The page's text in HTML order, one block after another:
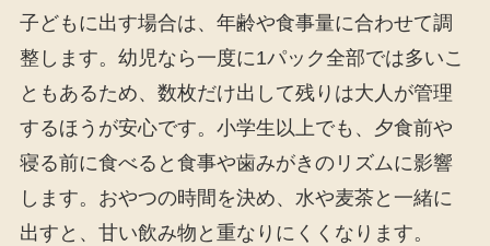
子どもに出す場合は、年齢や食事量に合わせて調
整します。幼児なら一度に1パック全部では多いこ
ともあるため、数枚だけ出して残りは大人が管理
するほうが安心です。小学生以上でも、夕食前や
寝る前に食べると食事や歯みがきのリズムに影響
します。おやつの時間を決め、水や麦茶と一緒に
出すと、甘い飲み物と重なりにくくなります。